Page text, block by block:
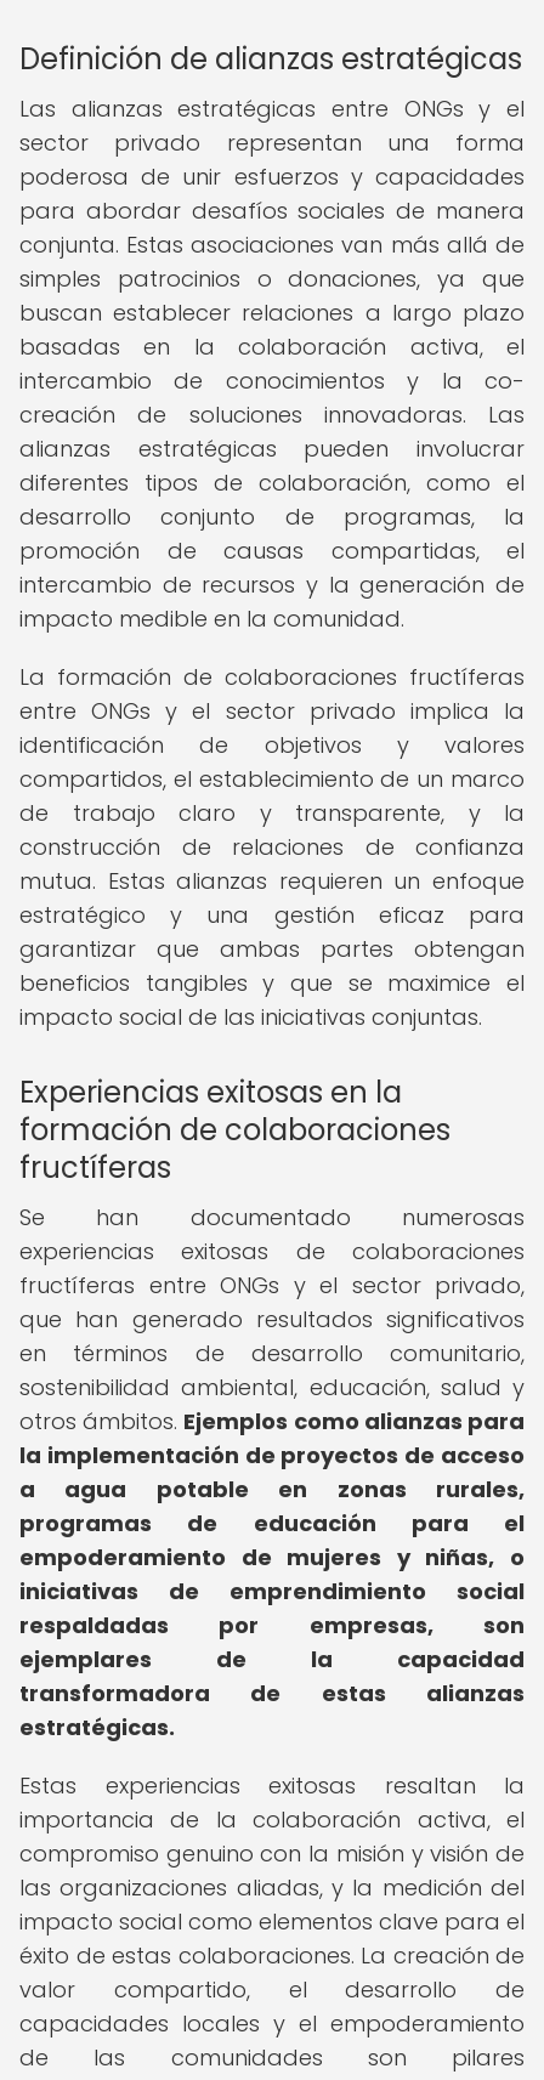
Definición de alianzas estratégicas
Las alianzas estratégicas entre ONGs y el
sector privado representan una forma
poderosa de unir esfuerzos y capacidades
para abordar desafíos sociales de manera
conjunta. Estas asociaciones van más allá de
simples patrocinios o donaciones, ya que
buscan establecer relaciones a largo plazo
basadas en la colaboración activa, el
intercambio de conocimientos y la co-
creación de soluciones innovadoras. Las
alianzas estratégicas pueden involucrar
diferentes tipos de colaboración, como el
desarrollo conjunto de programas, la
promoción de causas compartidas, el
intercambio de recursos y la generación de
impacto medible en la comunidad.
La formación de colaboraciones fructíferas
entre ONGs y el sector privado implica la
identificación de objetivos y valores
compartidos, el establecimiento de un marco
de trabajo claro y transparente, y la
construcción de relaciones de confianza
mutua. Estas alianzas requieren un enfoque
estratégico y una gestión eficaz para
garantizar que ambas partes obtengan
beneficios tangibles y que se maximice el
impacto social de las iniciativas conjuntas.
Experiencias exitosas en la
formación de colaboraciones
fructíferas
Se han documentado numerosas
experiencias exitosas de colaboraciones
fructíferas entre ONGs y el sector privado,
que han generado resultados significativos
en términos de desarrollo comunitario,
sostenibilidad ambiental, educación, salud y
otros ámbitos. Ejemplos como alianzas para
la implementación de proyectos de acceso
a agua potable en zonas rurales,
programas de educación para el
empoderamiento de mujeres y niñas, o
iniciativas de emprendimiento social
respaldadas por empresas, son
ejemplares de la capacidad
transformadora de estas alianzas
estratégicas.
Estas experiencias exitosas resaltan la
importancia de la colaboración activa, el
compromiso genuino con la misión y visión de
las organizaciones aliadas, y la medición del
impacto social como elementos clave para el
éxito de estas colaboraciones. La creación de
valor compartido, el desarrollo de
capacidades locales y el empoderamiento
de las comunidades son pilares